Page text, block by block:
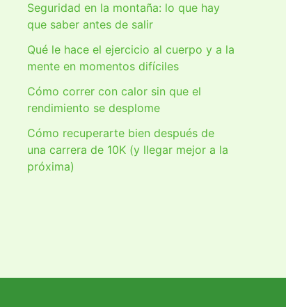
Seguridad en la montaña: lo que hay
que saber antes de salir
Qué le hace el ejercicio al cuerpo y a la
mente en momentos difíciles
Cómo correr con calor sin que el
rendimiento se desplome
Cómo recuperarte bien después de
una carrera de 10K (y llegar mejor a la
próxima)